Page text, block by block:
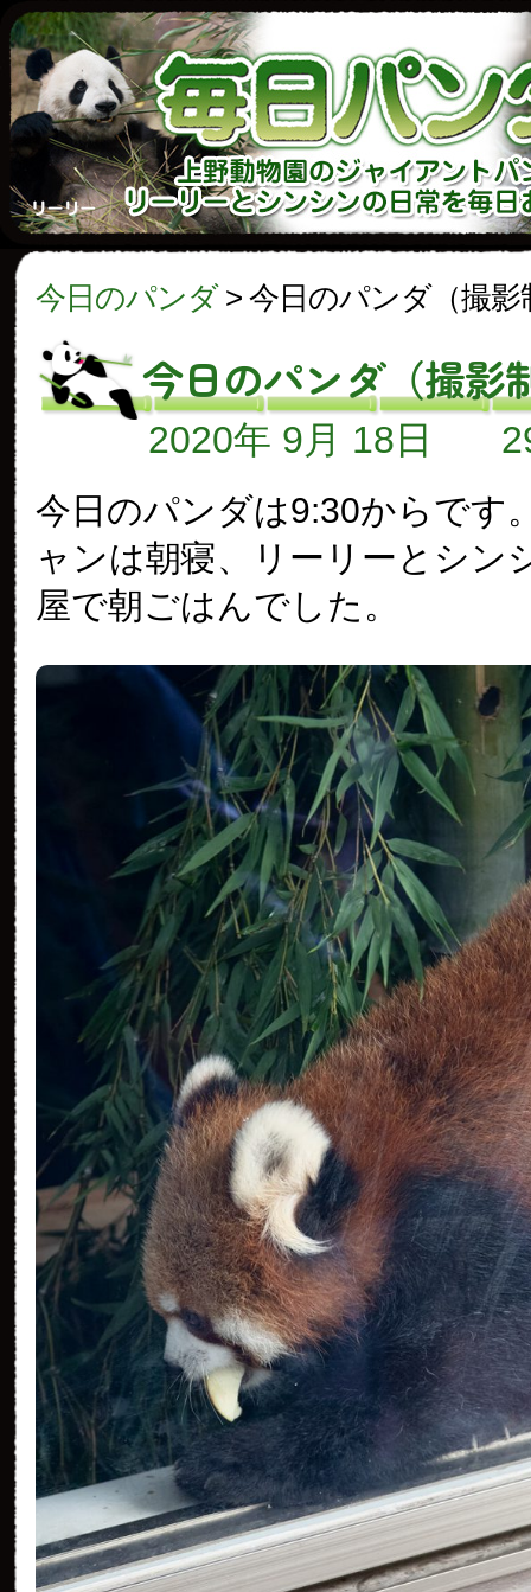
今日のパンダ> 今日のパンダ（撮影
今日のパンダ（撮影
2020年 9月 18日
今日のパンダは9:30からです
ャンは朝寝、リーリーとシン
屋で朝ごはんでした。